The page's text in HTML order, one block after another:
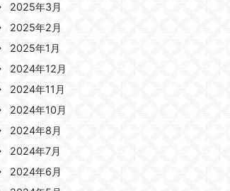
2025年3月
2025年2月
2025年1月
2024年12月
2024年11月
2024年10月
2024年8月
2024年7月
2024年6月